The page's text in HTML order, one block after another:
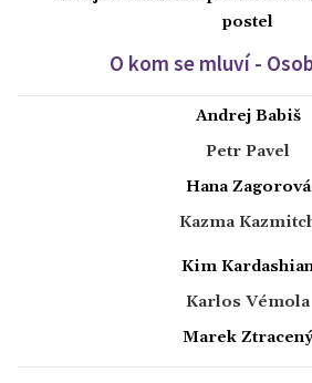
postel
O kom se mluví -
Andrej Babiš
Petr Pavel
Hana Zagorová
Kazma
Kim
Karlos Vémola
Marek Ztracený